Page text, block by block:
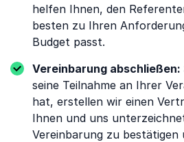
helfen Ihnen, den
besten zu Ihren
Budget passt.
Vereinbarung abschließen:
seine Teilnahme an Ihrer
hat, erstellen wir einen
Ihnen und uns
Vereinbarung zu bestätigen